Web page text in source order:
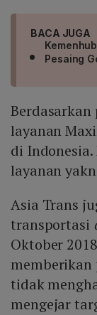
BACA JUGA
Pesaing
layanan
di
layanan
Asia Trans
transportasi
Oktober
memberikan
tidak
mengejar